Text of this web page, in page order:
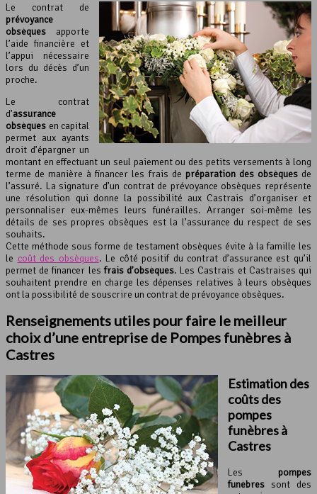
Le contrat de
prévoyance
obsèques apporte
l’aide financière et
l’appui nécessaire
lors du décès d’un
proche.
Le contrat
d’assurance
obsèques en capital
permet aux ayants
droit d’épargner un
montant en effectuant un seul paiement ou des petits versements à long
terme de manière à financer les frais de préparation des obsèquesde
l’assuré. La signature d’un contrat de prévoyance obsèques représente
une résolution qui donne la possibilité aux Castrais d’organiser et
personnaliser eux-mêmes leurs funérailles. Arranger soi-même les
détails de ses propres obsèques est la l’assurance du respect de ses
souhaits.
Cette méthode sous forme de testament obsèques évite à la famille les
le coût des obsèques. Le côté positif du contrat d’assurance est qu’il
permet de financer lesfrais d’obsèques. Les Castrais et Castraises qui
souhaitent prendre en charge les dépenses relatives à leurs obsèques
ont la possibilité de souscrire un contrat de prévoyance obsèques.
Renseignements utiles pour faire le meilleur
choix d’une entreprise de Pompes funèbres à
Castres
Estimation des
coûts des
pompes
funèbres à
Castres
Les pompes
funèbres sont des